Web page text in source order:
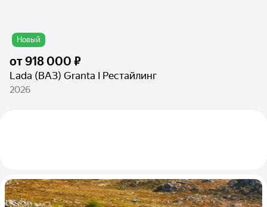
Новый
от918 000 ₽
Lada (ВАЗ) Granta I Рестайлинг
2026